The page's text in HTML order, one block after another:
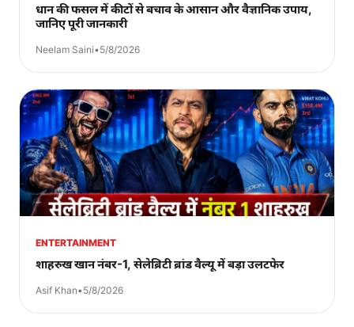
धान की फसल में कीटों से बचाव के आसान और वैज्ञानिक उपाय,
जानिए पूरी जानकारी
Neelam Saini•5/8/2026
ENTERTAINMENT
शाहरुख खान नंबर-1, सेलेब्रिटी ब्रांड वैल्यू में बड़ा उलटफेर
Asif Khan•5/8/2026